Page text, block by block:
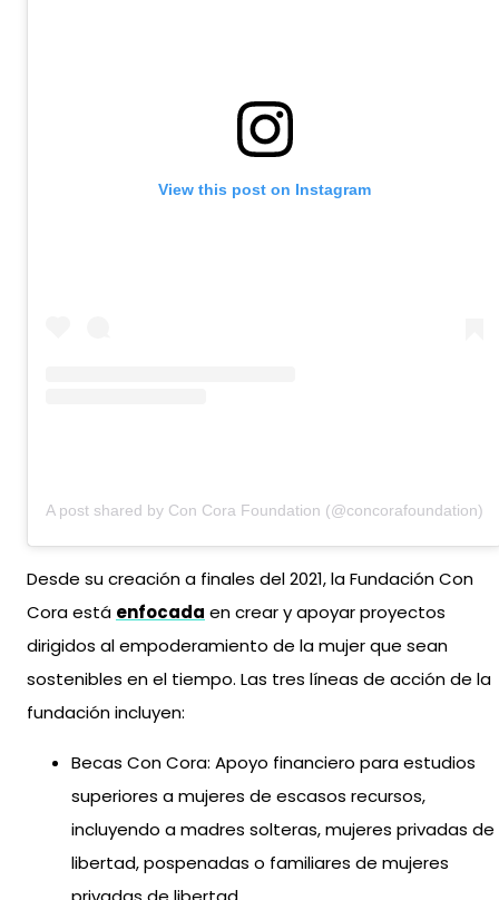
View this post on Instagram
A post shared by Con Cora Foundation (@concorafoundation)
Desde su creación a finales del 2021, la Fundación Con
Cora está enfocada en crear y apoyar proyectos
dirigidos al empoderamiento de la mujer que sean
sostenibles en el tiempo. Las tres líneas de acción de la
fundación incluyen:
Becas Con Cora: Apoyo financiero para estudios
superiores a mujeres de escasos recursos,
incluyendo a madres solteras, mujeres privadas de
libertad, pospenadas o familiares de mujeres